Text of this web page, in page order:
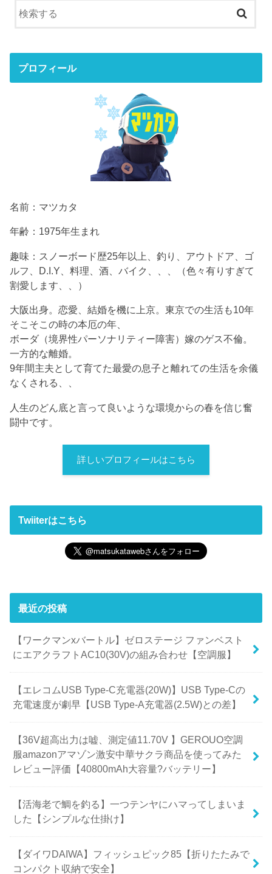
プロフィール
名前：マツカタ
年齢：1975年生まれ
趣味：スノーボード歴25年以上、釣り、アウトドア、ゴ
ルフ、D.I.Y、料理、酒、バイク、、、（色々有りすぎて
割愛します、、）
大阪出身。恋愛、結婚を機に上京。東京での生活も10年
そこそこの時の本厄の年、
ボーダ（境界性パーソナリティー障害）嫁のゲス不倫。
一方的な離婚。
9年間主夫として育てた最愛の息子と離れての生活を余儀
なくされる、、
人生のどん底と言って良いような環境からの春を信じ奮
闘中です。
詳しいプロフィールはこちら
Twiiterはこちら
最近の投稿
【ワークマンxバートル】ゼロステージ ファンベスト
にエアクラフトAC10(30V)の組み合わせ【空調服】
【エレコムUSB Type-C充電器(20W)】USB Type-Cの
充電速度が劇早【USB Type-A充電器(2.5W)との差】
【36V超高出力は嘘、測定値11.70V 】GEROUO空調
服amazonアマゾン激安中華サクラ商品を使ってみた
レビュー評価【40800mAh大容量?バッテリー】
【活海老で鯛を釣る】一つテンヤにハマってしまいま
した【シンプルな仕掛け】
【ダイワDAIWA】フィッシュピック85【折りたたみで
コンパクト収納で安全】